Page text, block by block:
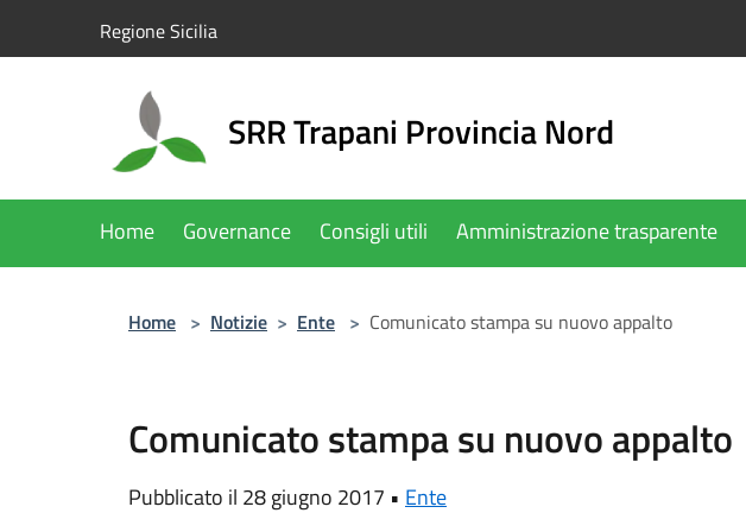
Regione Sicilia
SRR Trapani Provincia Nord
Home Governance Consigli utili Amministrazione trasparente
Home > Notizie > Ente > Comunicato stampa su nuovo appalto
Comunicato stampa su nuovo appalto
Pubblicato il 28 giugno 2017 • Ente